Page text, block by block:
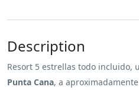
Description
Resort 5 estrellas todo incluido,
Punta Cana, a aproximadamente